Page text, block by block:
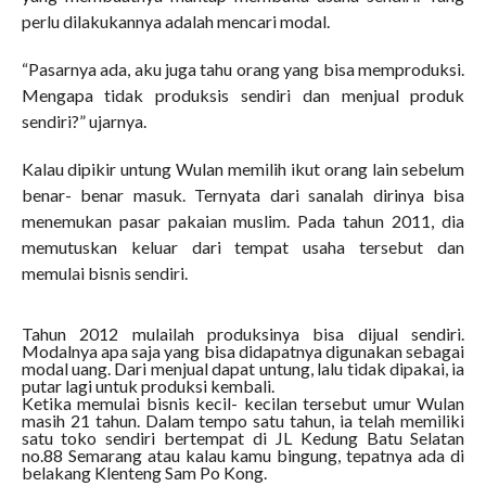
perlu dilakukannya adalah mencari modal.
“Pasarnya ada, aku juga tahu orang yang bisa memproduksi.
Mengapa tidak produksis sendiri dan menjual produk
sendiri?” ujarnya.
Kalau dipikir untung Wulan memilih ikut orang lain sebelum
benar- benar masuk. Ternyata dari sanalah dirinya bisa
menemukan pasar pakaian muslim. Pada tahun 2011, dia
memutuskan keluar dari tempat usaha tersebut dan
memulai bisnis sendiri.
Tahun 2012 mulailah produksinya bisa dijual sendiri.
Modalnya apa saja yang bisa didapatnya digunakan sebagai
modal uang. Dari menjual dapat untung, lalu tidak dipakai, ia
putar lagi untuk produksi kembali.
Ketika memulai bisnis kecil- kecilan tersebut umur Wulan
masih 21 tahun. Dalam tempo satu tahun, ia telah memiliki
satu toko sendiri bertempat di JL Kedung Batu Selatan
no.88 Semarang atau kalau kamu bingung, tepatnya ada di
belakang Klenteng Sam Po Kong.